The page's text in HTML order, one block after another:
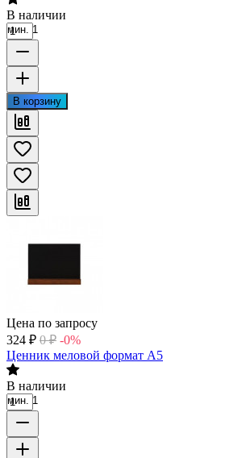
В наличии
мин. 1
В корзину
Цена по запросу
324 ₽ 0 ₽ -0%
Ценник меловой формат А5
В наличии
мин. 1